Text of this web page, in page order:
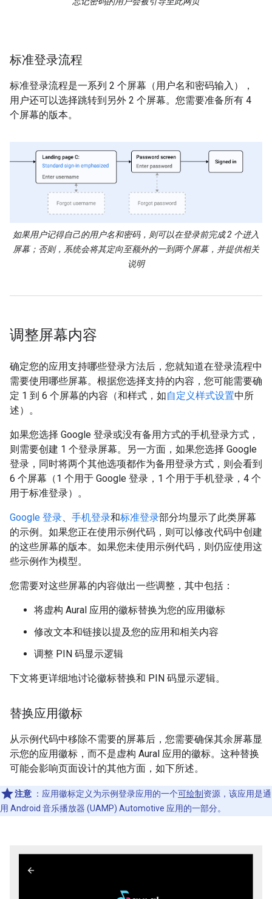
标准登录流程
标准登录流程是一系列 2 个屏幕（用户名和密码输入），
用户还可以选择跳转到另外 2 个屏幕。您需要准备所有 4
个屏幕的版本。
如果用户记得自己的用户名和密码，则可以在登录前完成 2 个进入
屏幕；否则，系统会将其定向至额外的一到两个屏幕，并提供相关
说明
调整屏幕内容
确定您的应用支持哪些登录方法后，您就知道在登录流程中
需要使用哪些屏幕。根据您选择支持的内容，您可能需要确
定 1 到 6 个屏幕的内容（和样式，如自定义样式设置中所
述）。
如果您选择 Google 登录或没有备用方式的手机登录方式，
则需要创建 1 个登录屏幕。另一方面，如果您选择 Google
登录，同时将两个其他选项都作为备用登录方式，则会看到
6 个屏幕（1 个用于 Google 登录，1 个用于手机登录，4 个
用于标准登录）。
Google 登录 手机登录和标准登录部分均显示了此类屏幕
的示例。如果您正在使用示例代码，则可以修改代码中创建
的这些屏幕的版本。如果您未使用示例代码，则仍应使用这
些示例作为模型。
您需要对这些屏幕的内容做出一些调整，其中包括：
将虚构 Aural 应用的徽标替换为您的应用徽标
修改文本和链接以提及您的应用和相关内容
调整 PIN 码显示逻辑
下文将更详细地讨论徽标替换和 PIN 码显示逻辑。
替换应用徽标
从示例代码中移除不需要的屏幕后，您需要确保其余屏幕显
示您的应用徽标，而不是虚构 Aural 应用的徽标。这种替换
可能会影响页面设计的其他方面，如下所述。
注意 ：应用徽标定义为示例登录应用的一个可绘制资源，该应用是通
用 Android 音乐播放器 (UAMP) Automotive 应用的一部分。